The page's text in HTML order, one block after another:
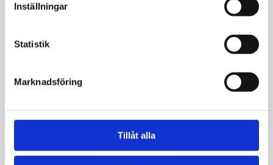
Inställningar
Statistik
Marknadsföring
Tillåt alla
46,00kr
Läs mer
94,00kr
Lägg till i varukorg